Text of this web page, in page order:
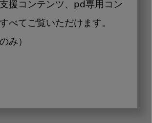
援コンテンツ、pd専用コン
べてご覧いただけます。
み）